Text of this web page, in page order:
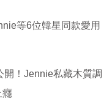
等6位韓星同款愛用
！Jennie私藏木質調
癮